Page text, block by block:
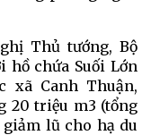
Thủ tướng, Bộ
hồ chứa Suối Lớn
xã Canh Thuận,
20 triệu m3 (tổng
lũ cho hạ du